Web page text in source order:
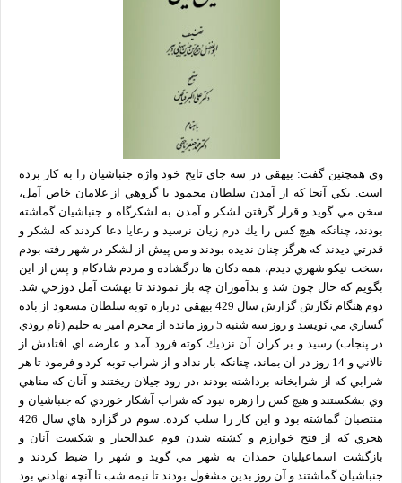
وي همچنين گفت: بيهقي در سه جاي تايخ خود واژه جنباشيان را به كار برده
است. يكي آنجا كه از آمدن سلطان محمود با گروهي از غلامان خاص آمل،
سخن مي گويد و قرار گرفتن لشكر و آمدن به لشكرگاه و جنباشيان گماشته
بودند، چنانكه هيچ كس را يك درم زيان نرسيد و رعايا دعا كردند كه لشكر و
قدرتي ديدند كه هرگز چنان نديده بودند و من پيش از لشكر در شهر رفته بودم
،سخت نيكو شهري ديدم، همه دكان ها درگشاده و مردم شادكام و پس از اين
بگويم كه حال چون شد و بدآموزان چه باز نمودند تا بهشت آمل دوزخي شد.
دوم هنگام نگارش گزارش سال 429 بيهقي درباره توبه سلطان مسعود از باده
گساري مي نويسد و روز سه شنبه 5 روز مانده از محرم امير به حلبم (نام رودي
در پنجاب) رسيد و بر كران آن نزديك كوته فرود آمد و عارضه اي افتادش از
نالاني و 14 روز در آن بماند، چنانكه بار نداد و از شراب توبه كرد و فرمود تا هر
شرابي كه از شرابخانه برداشته بودند ،در رود جيلان ريختند و آنان كه مناهي
وي بشكستند و هيچ كس را زهره نبود كه شراب آشكار خوردي كه جنباشيان و
منتصبان گماشته بود و اين كار را سلب كرده. سوم در گزاره هاي سال 426
هجري كه از فتح خوارزم و كشته شدن قوم عبدالجبار و شكست آنان و
بازگشت اسماعيليان حمدان به شهر مي گويد و شهر را ضبط كردند و
جنباشيان گماشتند و آن روز بدين مشغول بودند تا نيمه شب تا آنچه نهادني بود